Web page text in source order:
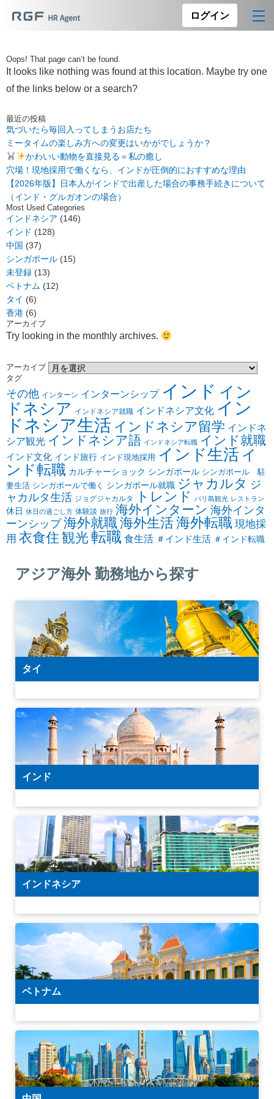
ログイン
Oops! That page can’t be found.
It looks like nothing was found at this location. Maybe try one
of the links below or a search?
最近の投稿
気づいたら毎回入ってしまうお店たち
ミータイムの楽しみ方への変更はいかがでしょうか？
かわいい動物を直接見る＝私の癒し
穴場！現地採用で働くなら、インドが圧倒的におすすめな理由
【2026年版】日本人がインドで出産した場合の事務手続きについて
（インド・グルガオンの場合）
Most Used Categories
インドネシア (146)
インド (128)
中国 (37)
シンガポール (15)
未登録 (13)
ベトナム (12)
タイ (6)
香港 (6)
アーカイブ
Try looking in the monthly archives.
アーカイブ
タグ
その他 インターン インターンシップ インド イン
ドネシア インドネシア就職 インドネシア文化 イン
ドネシア生活 インドネシア留学 インドネ
シア観光 インドネシア語 インドネシア転職 インド就職
インド文化 インド旅行 インド現地採用 インド生活 イ
ンド転職 カルチャーショック シンガポール シンガポール 駐
妻生活 シンガポールで働く シンガポール就職 ジャカルタ ジ
ャカルタ生活 ジョグジャカルタ トレンド バリ島観光 レストラン
休日 休日の過ごし方 体験談 旅行 海外インターン 海外インタ
ーンシップ海外就職 海外生活海外転職 現地採
用 衣食住 観光転職 食生活 ＃インド生活 ＃インド転職
アジア海外 勤務地から探す
タイ
インド
インドネシア
ベトナム